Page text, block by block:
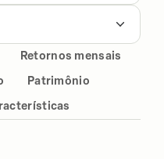
Retornos mensais
Patrimônio